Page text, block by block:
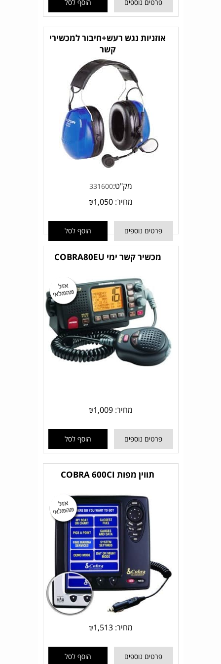
פרטים נוספים הוסף לסל
אוזניות נגש רעש+חיבור למכשירי
קשר
מק"ט:331600
מחיר: ₪1,050
פרטים נוספים הוסף לסל
מכשיר קשר ימי COBRA80EU
מחיר: ₪1,009
פרטים נוספים הוסף לסל
תווין מפות COBRA 600CI
מחיר: ₪1,513
פרטים נוספים הוסף לסל